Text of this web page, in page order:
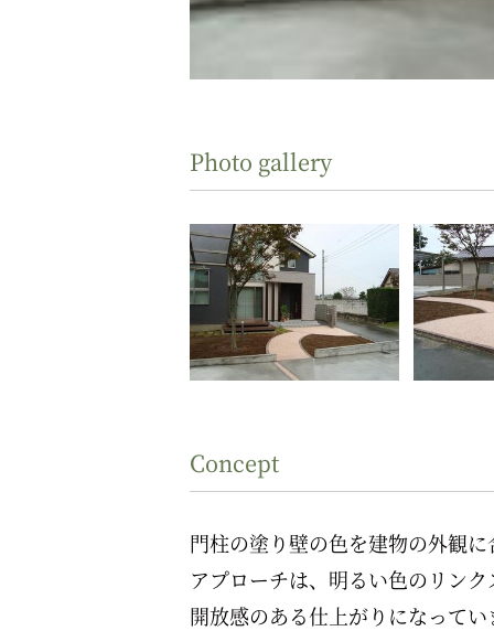
Photo gallery
Concept
門柱の塗り壁の色を建物の外観に
アプローチは、明るい色のリン
開放感のある仕上がりになってい